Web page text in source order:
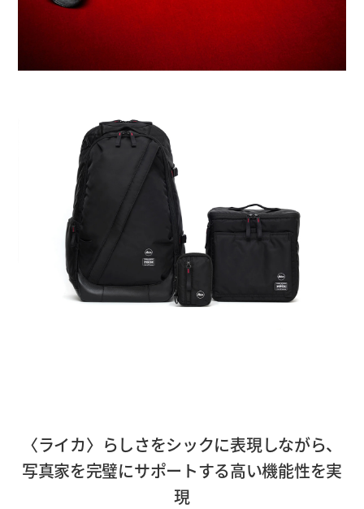
〈ライカ〉らしさをシックに表現しながら、
写真家を完璧にサポートする高い機能性を実
現